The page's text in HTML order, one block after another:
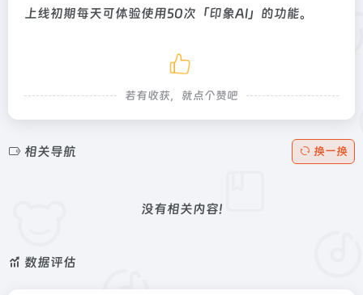
上线初期每天可体验使用50次「印象AI」的功能。
若有收获，就点个赞吧
相关导航 换一换
没有相关内容!
数据评估